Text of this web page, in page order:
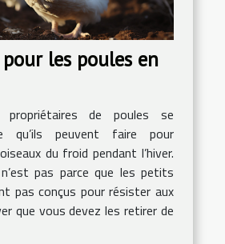
les poules en
propriétaires de poules se
qu’ils peuvent faire pour
du froid pendant l’hiver.
pas parce que les petits
pas conçus pour résister aux
que vous devez les retirer de